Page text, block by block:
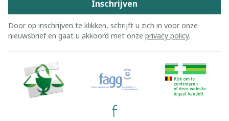
Inschrijven
Door op inschrijven te klikken, schrijft u zich in voor onze
nieuwsbrief en gaat u akkoord met onze privacy policy.